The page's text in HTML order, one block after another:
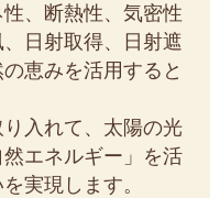
性、断熱性、気密性
日射取得、日射遮
恵みを活用すると
入れて、太陽の光
エネルギー」を活
実現します。